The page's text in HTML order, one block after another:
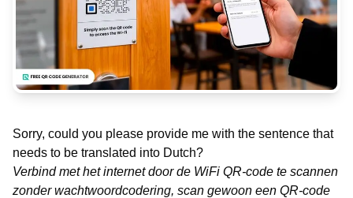
Sorry, could you please provide me with the sentence that
needs to be translated into Dutch?
Verbind met het internet door de WiFi QR-code te scannen
zonder wachtwoordcodering, scan gewoon een QR-code